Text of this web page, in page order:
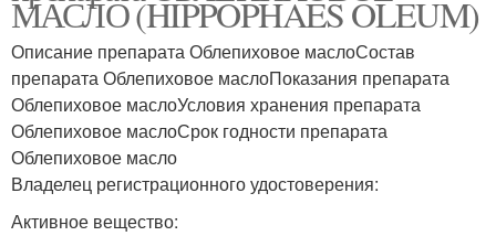
МАСЛО (HIPPOPHAES OLEUM)
Описание препарата Облепиховое маслоСостав
препарата Облепиховое маслоПоказания препарата
Облепиховое маслоУсловия хранения препарата
Облепиховое маслоСрок годности препарата
Облепиховое масло
Владелец регистрационного удостоверения:
Активное вещество: